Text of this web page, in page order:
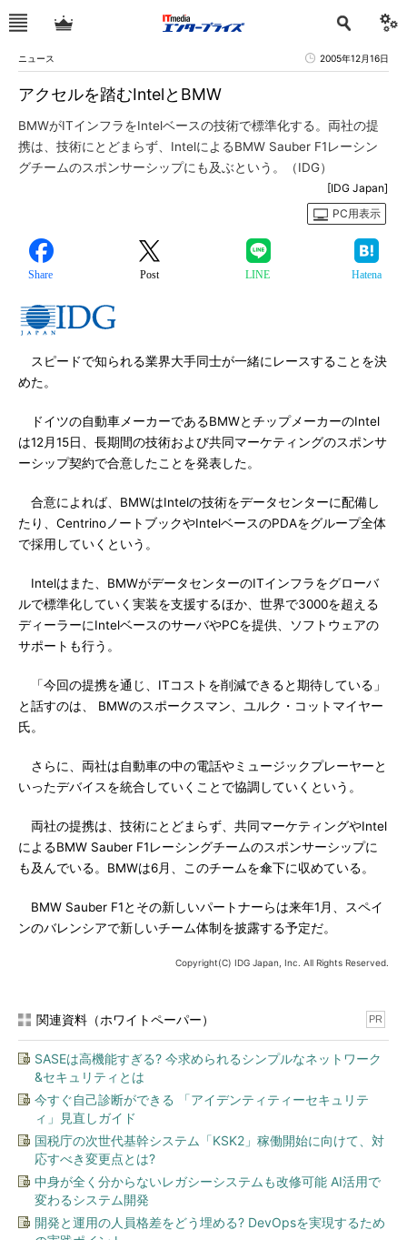
ニュース 2005年12月16日
アクセルを踏むIntelとBMW
BMWがITインフラをIntelベースの技術で標準化する。両社の提
携は、技術にとどまらず、IntelによるBMW Sauber F1レーシン
グチームのスポンサーシップにも及ぶという。（IDG）
[IDG Japan]
PC用表示
Share Post LINE Hatena
スピードで知られる業界大手同士が一緒にレースすることを決
めた。
ドイツの自動車メーカーであるBMWとチップメーカーのIntel
は12月15日、長期間の技術および共同マーケティングのスポンサ
ーシップ契約で合意したことを発表した。
合意によれば、BMWはIntelの技術をデータセンターに配備し
たり、CentrinoノートブックやIntelベースのPDAをグループ全体
で採用していくという。
Intelはまた、BMWがデータセンターのITインフラをグローバ
ルで標準化していく実装を支援するほか、世界で3000を超える
ディーラーにIntelベースのサーバやPCを提供、ソフトウェアの
サポートも行う。
「今回の提携を通じ、ITコストを削減できると期待している」
と話すのは、 BMWのスポークスマン、ユルク・コットマイヤー
氏。
さらに、両社は自動車の中の電話やミュージックプレーヤーと
いったデバイスを統合していくことで協調していくという。
両社の提携は、技術にとどまらず、共同マーケティングやIntel
によるBMW Sauber F1レーシングチームのスポンサーシップに
も及んでいる。BMWは6月、このチームを傘下に収めている。
BMW Sauber F1とその新しいパートナーらは来年1月、スペイ
ンのバレンシアで新しいチーム体制を披露する予定だ。
Copyright(C) IDG Japan, Inc. All Rights Reserved.
関連資料（ホワイトペーパー） PR
SASEは高機能すぎる? 今求められるシンプルなネットワーク
&セキュリティとは
今すぐ自己診断ができる 「アイデンティティーセキュリテ
ィ」見直しガイド
国税庁の次世代基幹システム「KSK2」稼働開始に向けて、対
応すべき変更点とは?
中身が全く分からないレガシーシステムも改修可能 AI活用で
変わるシステム開発
開発と運用の人員格差をどう埋める? DevOpsを実現するため